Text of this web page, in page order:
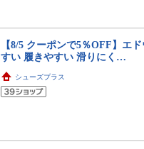
【8/5 クーポンで5％OFF】エ
すい 履きやすい 滑りにく…
シューズプラス